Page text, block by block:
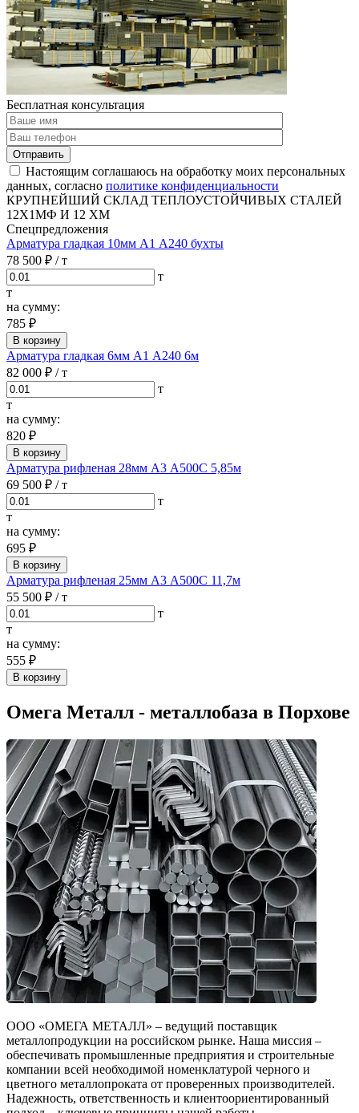
Бесплатная консультация
Отправить
Настоящим соглашаюсь на обработку моих персональных
данных, согласно политике конфиденциальности
КРУПНЕЙШИЙ СКЛАД ТЕПЛОУСТОЙЧИВЫХ СТАЛЕЙ
12Х1МФ И 12 ХМ
Спецпредложения
Арматура гладкая 10мм А1 А240 бухты
78 500 ₽ / т
т
т
на сумму:
785 ₽
В корзину
Арматура гладкая 6мм А1 А240 6м
82 000 ₽ / т
т
т
на сумму:
820 ₽
В корзину
Арматура рифленая 28мм А3 А500С 5,85м
69 500 ₽ / т
т
т
на сумму:
695 ₽
В корзину
Арматура рифленая 25мм А3 А500С 11,7м
55 500 ₽ / т
т
т
на сумму:
555 ₽
В корзину
Омега Металл - металлобаза в Порхове
ООО «ОМЕГА МЕТАЛЛ» – ведущий поставщик
металлопродукции на российском рынке. Наша миссия –
обеспечивать промышленные предприятия и строительные
компании всей необходимой номенклатурой черного и
цветного металлопроката от проверенных производителей.
Надежность, ответственность и клиентоориентированный